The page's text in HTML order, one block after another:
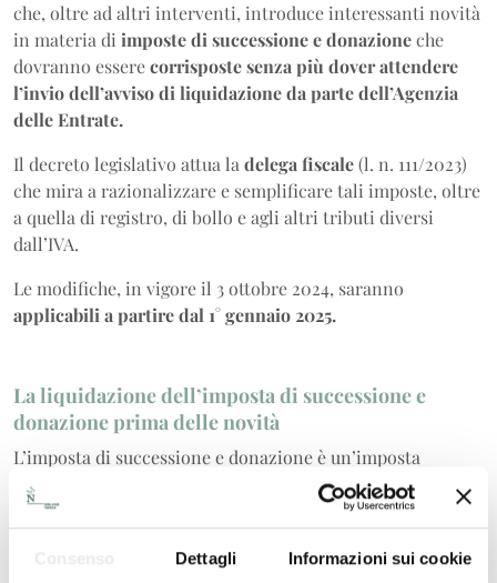
Dettagli Informazioni sui cookie
che, oltre ad altri interventi, introduce interessanti novità
in materia di imposte di successione e donazioneche
dovranno esserecorrisposte senza più dover attendere
l’invio dell’avviso di liquidazione da parte dell’Agenzia
delle Entrate.
Il decreto legislativo attua la delega fiscale(l. n. 111/2023)
che mira a razionalizzare e semplificare tali imposte, oltre
a quella di registro, di bollo e agli altri tributi diversi
dall’IVA.
Le modifiche, in vigore il 3 ottobre 2024, saranno
applicabili a partire dal 1° gennaio 2025.
La liquidazione dell’imposta di successione e
donazione prima delle novità
L’imposta di successione e donazione è un’imposta
indiretta che riguarda i trasferimenti di beni e diritti che
avvengono per successione a causa di morte, per
soggetti che ricevono tali beni.